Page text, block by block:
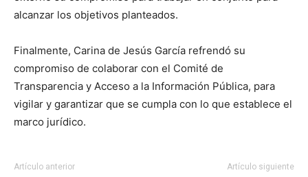
alcanzar los objetivos planteados.
Finalmente, Carina de Jesús García refrendó su
compromiso de colaborar con el Comité de
Transparencia y Acceso a la Información Pública, para
vigilar y garantizar que se cumpla con lo que establece el
marco jurídico.
Artículo anterior Artículo siguiente